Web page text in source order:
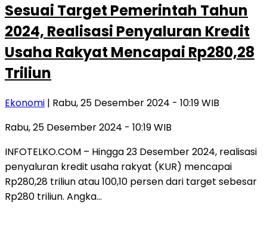
Sesuai Target Pemerintah Tahun
2024, Realisasi Penyaluran Kredit
Usaha Rakyat Mencapai Rp280,28
Triliun
Ekonomi | Rabu, 25 Desember 2024 - 10:19 WIB
Rabu, 25 Desember 2024 - 10:19 WIB
INFOTELKO.COM – Hingga 23 Desember 2024, realisasi
penyaluran kredit usaha rakyat (KUR) mencapai
Rp280,28 triliun atau 100,10 persen dari target sebesar
Rp280 triliun. Angka…